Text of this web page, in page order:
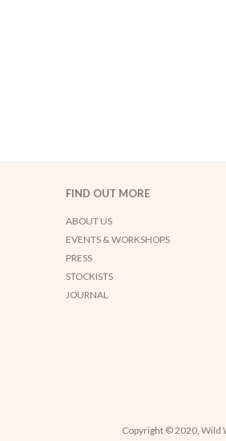
FIND OUT MORE
ABOUT US
EVENTS & WORKSHOPS
PRESS
STOCKISTS
JOURNAL
Copyright © 2020, Wild